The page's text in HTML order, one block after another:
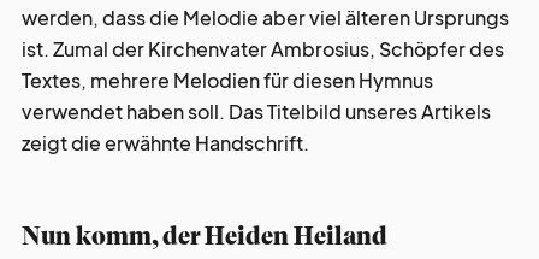
werden, dass die Melodie aber viel älteren Ursprungs
ist. Zumal der Kirchenvater Ambrosius, Schöpfer des
Textes, mehrere Melodien für diesen Hymnus
verwendet haben soll. Das Titelbild unseres Artikels
zeigt die erwähnte Handschrift.
Nun komm, der Heiden Heiland